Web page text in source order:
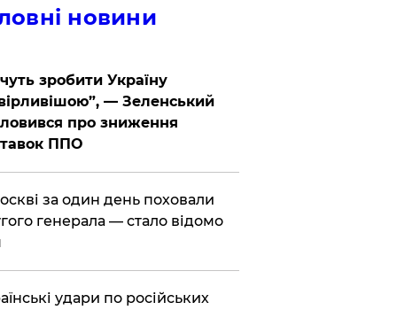
новини
зробити Україну
— Зеленський
про зниження
ППО
за один день поховали
генерала — стало відомо
удари по російських